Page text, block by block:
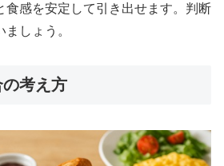
食感を安定して引き出せます。判断
しょう。
考え方